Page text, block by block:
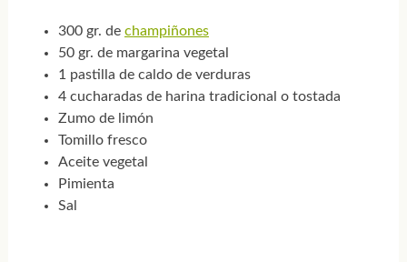
300 gr. de champiñones
50 gr. de margarina vegetal
1 pastilla de caldo de verduras
4 cucharadas de harina tradicional o tostada
Zumo de limón
Tomillo fresco
Aceite vegetal
Pimienta
Sal